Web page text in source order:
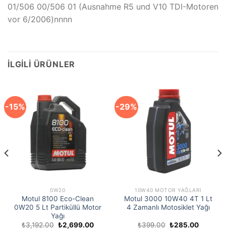
01/506 00/506 01 (Ausnahme R5 und V10 TDI-Motoren
vor 6/2006)nnnn
İLGILI ÜRÜNLER
-15%
0W20
Motul 8100 Eco-Clean
0W20 5 Lt Partiküllü Motor
Yağı
₺3,192.00 Orijinal
fiyat:
₺2,699.00Şu
-29%
10W40 MOTOR YAĞLARI
Motul 3000 10W40 4T 1 Lt
4 Zamanlı Motosiklet Yağı
₺399.00 Orijinal
₺285.00Şu